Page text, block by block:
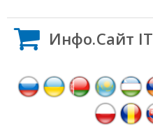
Инфо.Сайт IT